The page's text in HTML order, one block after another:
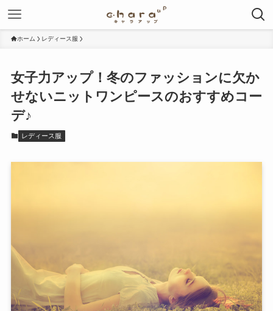
ホーム レディース服
女子力アップ！冬のファッションに欠か
せないニットワンピースのおすすめコー
デ♪
レディース服